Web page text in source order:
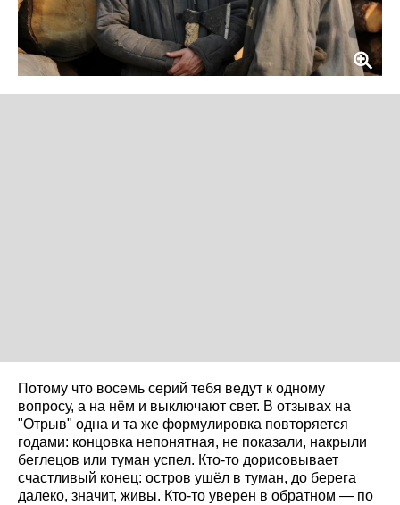
Потому что восемь серий тебя ведут к одному
вопросу, а на нём и выключают свет. В отзывах на
"Отрыв" одна и та же формулировка повторяется
годами: концовка непонятная, не показали, накрыли
беглецов или туман успел. Кто-то дорисовывает
счастливый конец: остров ушёл в туман, до берега
далеко, значит, живы. Кто-то уверен в обратном — по